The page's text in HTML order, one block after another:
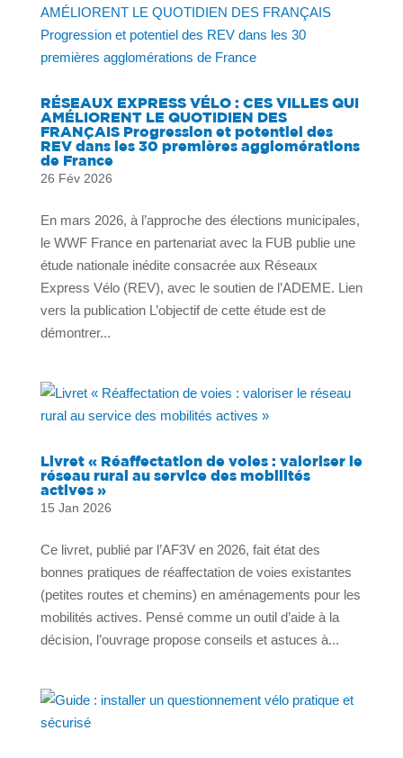
RÉSEAUX EXPRESS VÉLO : CES VILLES QUI
AMÉLIORENT LE QUOTIDIEN DES
FRANÇAIS Progression et potentiel des
REV dans les 30 premières agglomérations
de France
26 Fév 2026
En mars 2026, à l’approche des élections municipales,
le WWF France en partenariat avec la FUB publie une
étude nationale inédite consacrée aux Réseaux
Express Vélo (REV), avec le soutien de l’ADEME. Lien
vers la publication L’objectif de cette étude est de
démontrer...
Livret « Réaffectation de voies : valoriser le
réseau rural au service des mobilités
actives »
15 Jan 2026
Ce livret, publié par l’AF3V en 2026, fait état des
bonnes pratiques de réaffectation de voies existantes
(petites routes et chemins) en aménagements pour les
mobilités actives. Pensé comme un outil d’aide à la
décision, l’ouvrage propose conseils et astuces à...